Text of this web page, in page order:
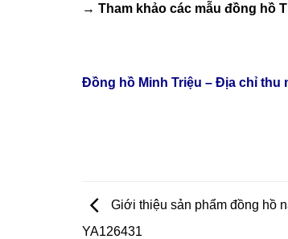
→ Tham khảo các mẫu đồng hồ
Đồng hồ Minh Triệu – Địa chỉ thu
Giới thiệu sản phẩm đồng hồ
YA126431